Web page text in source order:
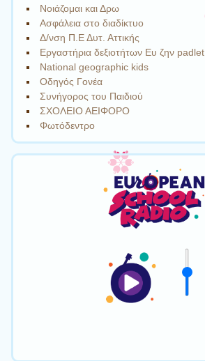
Nοιάζομαι και Δρω
Ασφάλεια στο διαδίκτυο
Δ/νση Π.Ε Δυτ. Αττικής
Εργαστήρια δεξιοτήτων Eυ ζην padlet
Νational geographic kids
Οδηγός Γονέα
Συνήγορος του Παιδιού
ΣΧΟΛΕΙΟ ΑΕΙΦΟΡΟ
Φωτόδεντρο